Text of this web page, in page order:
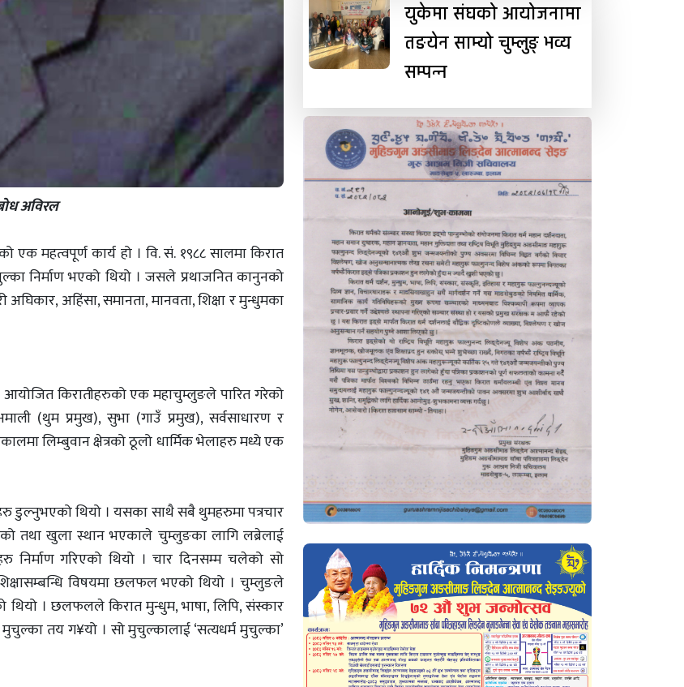
एक महत्वपूर्ण कार्य हो । वि. सं. १९८८ सालमा किरात
निर्माण भएको थियो । जसले प्रथाजनित कानुनको
अहिंसा, समानता, मानवता, शिक्षा र मुन्धुमका
किरातीहरुको एक महाचुम्लुङले पारित गरेको
(थुम प्रमुख), सुभा (गाउँ प्रमुख), सर्वसाधारण र
लिम्बुवान क्षेत्रको ठूलो धार्मिक भेलाहरु मध्ये एक
डुल्नुभएको थियो । यसका साथै सबै थुमहरुमा पत्रचार
तथा खुला स्थान भएकाले चुम्लुङका लागि लब्रेलाई
निर्माण गरिएको थियो । चार दिनसम्म चलेको सो
विषयमा छलफल भएको थियो । चुम्लुङले
थियो । छलफलले किरात मुन्धुम, भाषा, लिपि, संस्कार
तय ग¥यो । सो मुचुल्कालाई ‘सत्यधर्म मुचुल्का’
युकेमा संघको आयोजनामा
तङयेन साम्यो चुम्लुङ् भव्य
सम्पन्न